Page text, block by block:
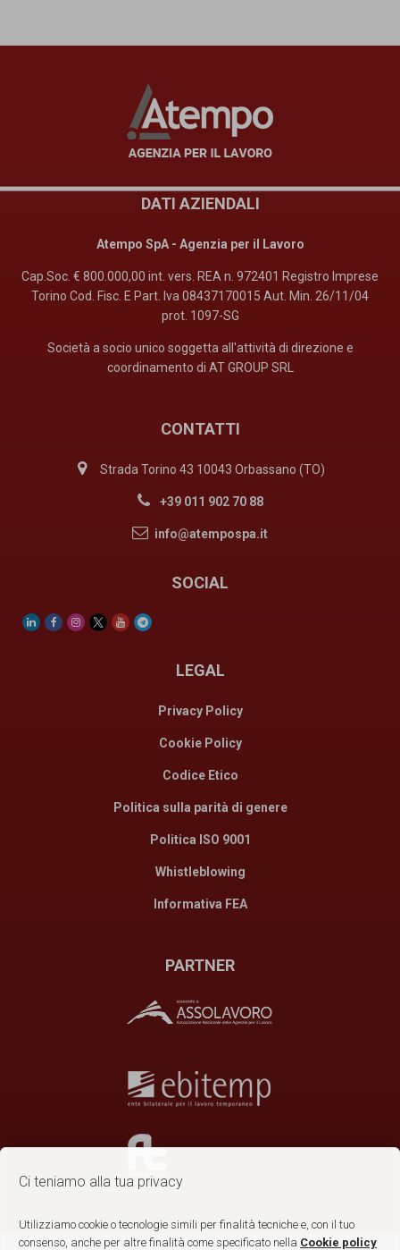
DATI AZIENDALI
Atempo SpA - Agenzia per il Lavoro
Cap.Soc. € 800.000,00 int. vers. REA n. 972401 Registro Imprese
Torino Cod. Fisc. E Part. Iva 08437170015 Aut. Min. 26/11/04
prot. 1097-SG
Società a socio unico soggetta all'attività di direzione e
coordinamento di AT GROUP SRL
CONTATTI
Strada Torino 43 10043 Orbassano (TO)
+39 011 902 70 88
info@atempospa.it
SOCIAL
LEGAL
Privacy Policy
Cookie Policy
Codice Etico
Politica sulla parità di genere
Politica ISO 9001
Whistleblowing
Informativa FEA
PARTNER
Ci teniamo alla tua privacy
Utilizziamo cookie o tecnologie simili per finalità tecniche e, con il tuo
consenso, anche per altre finalità come specificato nella Cookie policy